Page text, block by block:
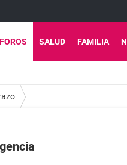
FOROS SALUD FAMILIA